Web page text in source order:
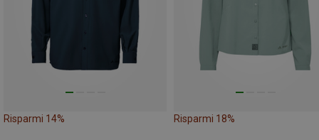
Risparmi 14% Risparmi 18%